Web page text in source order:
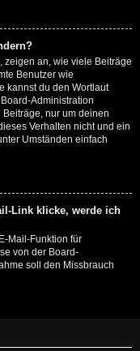
zeigen an, wie viele Beiträge
Benutzer wie
kannst du den Wortlaut
Administration
nur um deinen
Verhalten nicht und ein
Umständen einfach
Link klicke, werde ich
Mail-Funktion für
von der Board-
soll den Missbrauch